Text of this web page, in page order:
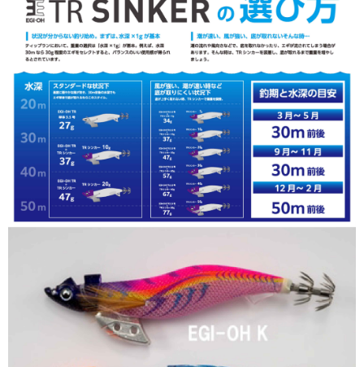
４．使用「AFTEE先享後付」時，將依據個別帳號之用戶狀況，依本公司即
時審查核予不同之上限額度；若仍有額度不足之情形，本公司將視審查結果
請求用戶進行身份認證。
５．嚴禁一人註冊多個帳號或使用他人資訊註冊。若發現惡意使用之情形，
恩沛科技股份有限公司將有權停止該用戶之使用額度並採取法律行動。
每筆NT$200，滿NT$3,000(含以上)免運費
國家/地區配送(**下單前請私訊客服確認實際運費(運費另
計)，訂單才得以成立**)
查看運費